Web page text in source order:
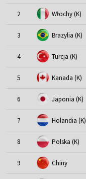
2 Włochy (K)
3 Brazylia (K)
4 Turcja (K)
5 Kanada (K)
6 Japonia (K)
7 Holandia (K)
8 Polska (K)
9 Chiny